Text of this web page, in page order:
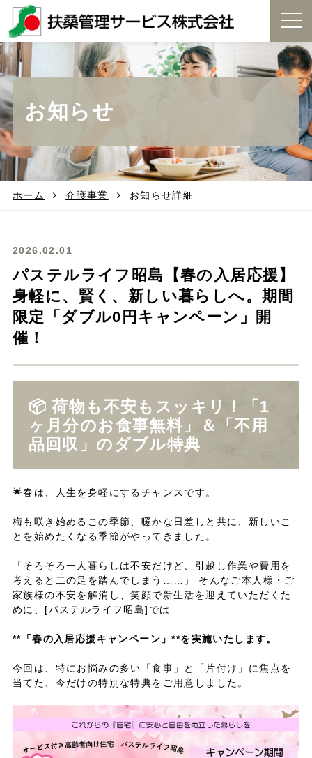
t
g
g
l
i
g
a
お知らせ
ホーム 介護事業 お知らせ詳細
2026.02.01
パステルライフ昭島【春の入居応援】
身軽に、賢く、新しい暮らしへ。期間
限定「ダブル0円キャンペーン」開
催！
📦 荷物も不安もスッキリ！「1
ヶ月分のお食事無料」＆「不用
品回収」のダブル特典
🌟春は、人生を身軽にするチャンスです。
梅も咲き始めるこの季節、暖かな日差しと共に、新しいこ
とを始めたくなる季節がやってきました。
「そろそろ一人暮らしは不安だけど、引越し作業や費用を
考えると二の足を踏んでしまう……」 そんなご本人様・ご
家族様の不安を解消し、笑顔で新生活を迎えていただくた
めに、[パステルライフ昭島]では
**「春の入居応援キャンペーン」**を実施いたします。
今回は、特にお悩みの多い「食事」と「片付け」に焦点を
当てた、今だけの特別な特典をご用意しました。